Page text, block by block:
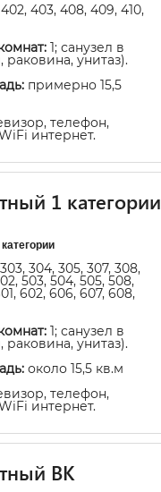
403, 408, 409, 410,
1; санузел в
унитаз).
примерно 15,5
телефон,
интернет.
1 категории
304, 305, 307, 308,
503, 504, 505, 508,
602, 606, 607, 608,
1; санузел в
унитаз).
около 15,5 кв.м
телефон,
интернет.
ВК